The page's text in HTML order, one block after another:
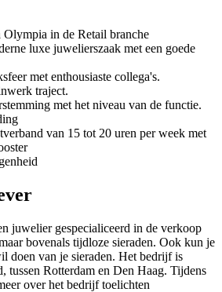
Olympia in de Retail branche
luxe juwelierszaak met een goede
met enthousiaste collega's.
traject.
met het niveau van de functie.
van 15 tot 20 uren per week met
juwelier gespecialiceerd in de verkoop
bovenals tijdloze sieraden. Ook kun je
doen van je sieraden. Het bedrijf is
tussen Rotterdam en Den Haag. Tijdens
over het bedrijf toelichten